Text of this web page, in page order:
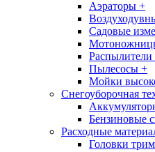
Аэраторы +
Садовые
Пылесосы +
Мойки
Снегоуборочная
Бензиновые
Расходные
Головки